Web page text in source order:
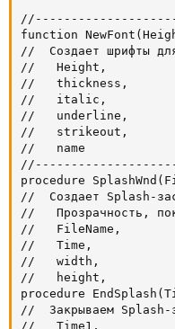
function
//  Создает шрифты
//   Height,
//   thickness,
//   italic,
//   underline,
//   strikeout,
//   name
procedure
//  Создает Splash-
//   Прозрачность,
//   FileName,
//   Time,
//   width,
//   height,
procedure
//  Закрываем Splash-
//   Time1,